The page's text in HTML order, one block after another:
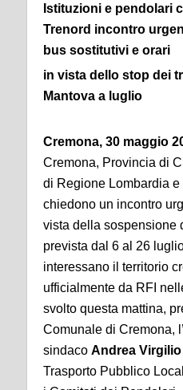
Istituzioni e pendolari
Trenord incontro
bus sostitutivi e orari
in vista dello stop dei
Mantova a luglio
Cremona, 30 maggio
Cremona, Provincia di
di Regione Lombardia
chiedono un incontro
vista della sospensione
prevista dal 6 al 26
interessano il territorio
ufficialmente da RFI
svolto questa mattina,
Comunale di Cremona,
sindaco Andrea Virgilio
Trasporto Pubblico